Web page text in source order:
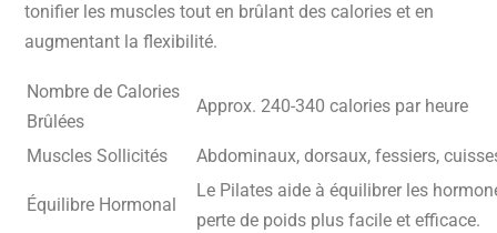
tonifier les muscles tout en brûlant des calories et en
augmentant la flexibilité.
Nombre de Calories
Brûlées
Approx. 240-340 calories par heure
Muscles Sollicités Abdominaux, dorsaux, fessiers,
Équilibre Hormonal
Le Pilates aide à équilibrer les
perte de poids plus facile et efficace.